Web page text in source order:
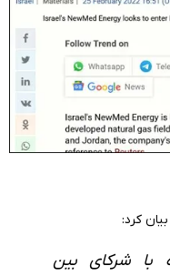
با شرکای بین